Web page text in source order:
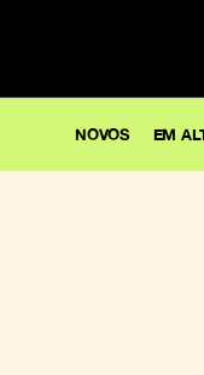
NOVOS EM